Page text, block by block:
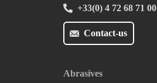
Contact-us
+33(0) 4 72 68 71 00
Abrasives